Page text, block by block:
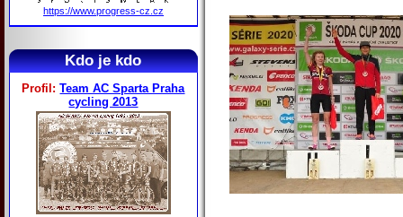
https://www.progress-cz.cz
Kdo je kdo
Profil:Team AC Sparta Praha
cycling 2013